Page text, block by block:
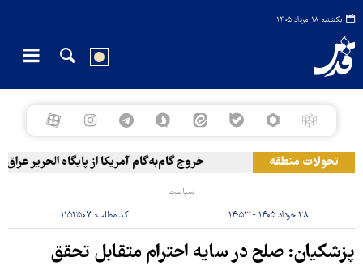
یکشنبه ۱۸ مرداد ۱۴۰۵
تحولات منطقه خروج گام‌به‌گام آمریکا از پایگاه الحریر عراق
سیاست
۲۸ خرداد ۱۴۰۵ - ۱۴:۵۳ کد مطلب: ۱۱۵۲۵۰۷
پزشکیان: صلح در سایه احترام متقابل تحقق